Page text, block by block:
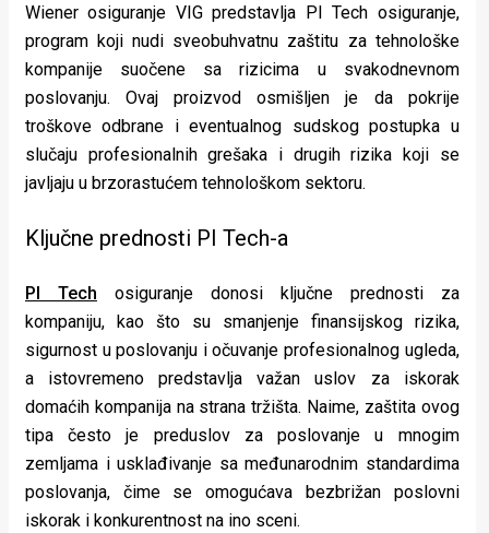
Život
u
pokretu
koje
rade
Urban
Places
Aktivizam
Aktuelnosti
Promo
Wiener osiguranje VIG predstavlja PI Tech osiguranje,
program koji nudi sveobuhvatnu zaštitu za tehnološke
kompanije suočene sa rizicima u svakodnevnom
poslovanju. Ovaj proizvod osmišljen je da pokrije
troškove odbrane i eventualnog sudskog postupka u
slučaju profesionalnih grešaka i drugih rizika koji se
javljaju u brzorastućem tehnološkom sektoru.
Ključne prednosti PI Tech-a
PI Tech osiguranje donosi ključne prednosti za
kompaniju, kao što su smanjenje finansijskog rizika,
sigurnost u poslovanju i očuvanje profesionalnog ugleda,
a istovremeno predstavlja važan uslov za iskorak
domaćih kompanija na strana tržišta. Naime, zaštita ovog
tipa često je preduslov za poslovanje u mnogim
zemljama i usklađivanje sa međunarodnim standardima
poslovanja, čime se omogućava bezbrižan poslovni
iskorak i konkurentnost na ino sceni.